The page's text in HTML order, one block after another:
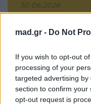
mad.gr - Do Not
If you wish to opt-out
processing of your
targeted advertising
section to confirm your
opt-out request is
30.06.2026